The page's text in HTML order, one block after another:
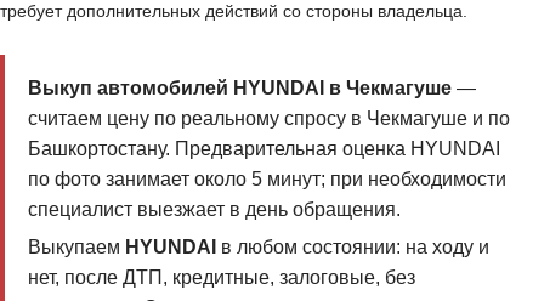
требует дополнительных действий со стороны владельца.
Выкуп автомобилей HYUNDAI в Чекмагуше—
считаем цену по реальному спросу в Чекмагуше и по
Башкортостану. Предварительная оценка HYUNDAI
по фото занимает около 5 минут; при необходимости
специалист выезжает в день обращения.
Выкупаем HYUNDAI в любом состоянии: на ходу и
нет, после ДТП, кредитные, залоговые, без